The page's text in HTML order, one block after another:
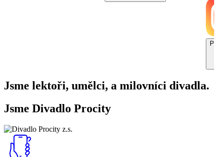
Jsme lektoři, umělci, a milovníci divadla.
Jsme Divadlo Procity